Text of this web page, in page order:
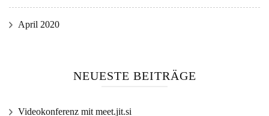
April 2020
NEUESTE BEITRÄGE
Videokonferenz mit meet.jit.si